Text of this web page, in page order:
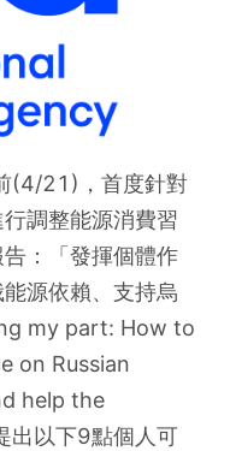
(4/21)，首度針對
調整能源消費習
：「發揮個體作
源依賴、支持烏
my part: How to
on Russian
help the
出以下9點個人可